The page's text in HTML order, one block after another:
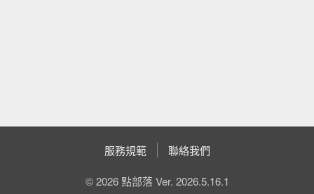
服務規範 聯絡我們
© 2026 點部落 Ver. 2026.5.16.1